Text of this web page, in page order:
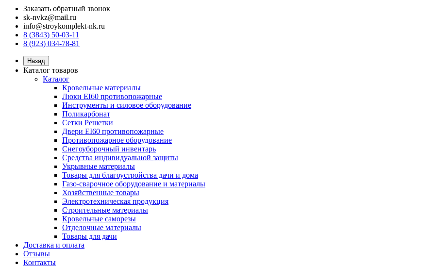
Заказать обратный звонок
sk-nvkz@mail.ru
info@stroykomplekt-nk.ru
8 (3843) 50-03-11
8 (923) 034-78-81
Назад
Каталог товаров
Каталог
Кровельные материалы
Люки EI60 противопожарные
Инструменты и силовое оборудование
Поликарбонат
Сетки Решетки
Двери EI60 противопожарные
Противопожарное оборудование
Снегоуборочный инвентарь
Средства индивидуальной защиты
Укрывные материалы
Товары для благоустройства дачи и дома
Газо-сварочное оборудование и материалы
Хозяйственные товары
Электротехническая продукция
Строительные материалы
Кровельные саморезы
Отделочные материалы
Товары для дачи
Доставка и оплата
Отзывы
Контакты